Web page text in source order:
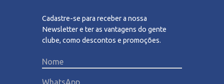
Cadastre-se para receber a nossa
Newsletter e ter as vantagens do gente
clube, como descontos e promoções.